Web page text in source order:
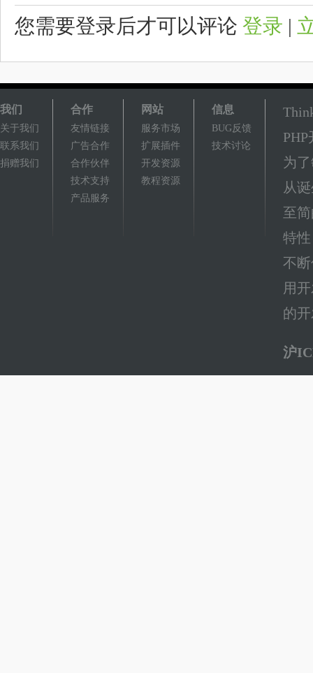
您需要登录后才可以评论 登录 |
我们
关于我们
联系我们
捐赠我们
合作
友情链接
广告合作
合作伙伴
技术支持
产品服务
网站
服务市场
扩展插件
开发资源
教程资源
信息
BUG反馈
技术讨论
为
从
至
特
不
用
的
沪